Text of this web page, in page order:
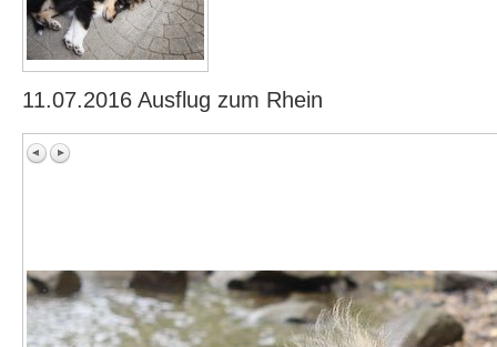
11.07.2016 Ausflug zum Rhein